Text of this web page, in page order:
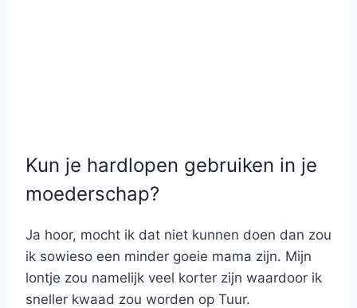
Kun je hardlopen gebruiken in je
moederschap?
Ja hoor, mocht ik dat niet kunnen doen dan zou
ik sowieso een minder goeie mama zijn. Mijn
lontje zou namelijk veel korter zijn waardoor ik
sneller kwaad zou worden op Tuur.